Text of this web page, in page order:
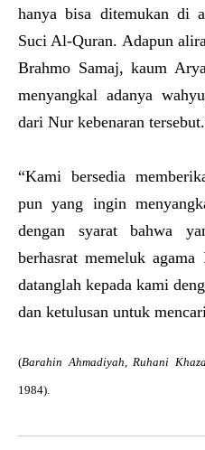
hanya bisa ditemukan di
Suci Al-Quran. Adapun
Brahmo Samaj, kaum
menyangkal adanya
dari Nur kebenaran
“Kami bersedia
pun yang ingin
dengan syarat bahwa
berhasrat memeluk
datanglah kepada kami
dan ketulusan untuk
(Barahin Ahmadiyah,Ruhani
1984).